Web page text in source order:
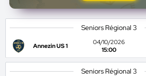
Seniors Régional 3
Annezin US 1
04/10/2026
15:00
Seniors Régional 3